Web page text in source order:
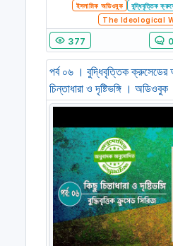
ইসলামিক অডিওবুক বুদ্ধিবৃত্তিক
The Ideological
377 0
পর্ব ০৬ । বুদ্ধিবৃত্তিক
চিন্তাধারা ও দৃষ্টিভঙ্গি । অডিওবুক